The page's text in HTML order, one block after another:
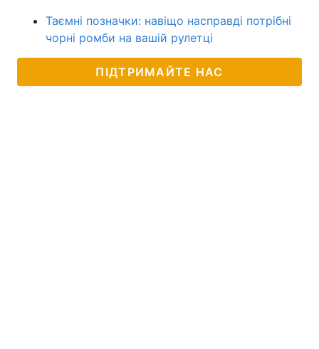
Таємні позначки: навіщо насправді потрібні
чорні ромби на вашій рулетці
ПІДТРИМАЙТЕ НАС